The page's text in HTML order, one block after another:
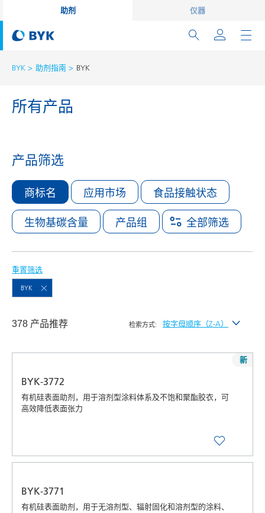
助剂 仪器
BYK 助剂指南 BYK
所有产品
产品筛选
应用市场
商标名 食品接触状态
生物基碳含量 产品组 全部筛选
重置筛选
BYK
378 产品推荐 检索方式: 按字母顺序（Z-A）
按字母顺序（A-Z）
BYK-3772
有机硅表面助剂，用于溶剂型涂料体系及不饱和聚酯胶衣，可
高效降低表面张力
新
BYK-3771
有机硅表面助剂，用于无溶剂型、辐射固化和溶剂型的涂料、